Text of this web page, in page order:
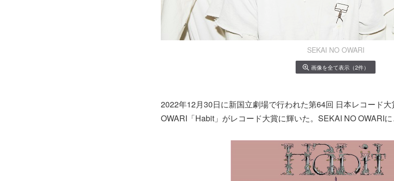
SEKAI NO OWARI
画像を全て表示（2件）
2022年12月30日に新国立劇場で行われた第64回 日本レコード
OWARI「Habit」がレコード大賞に輝いた。SEKAI NO OWARIに